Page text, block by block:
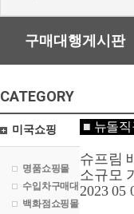
■ 뉴돌
슈프림
소규모
2023 05
구매대행게시판
CATEGORY
미국쇼핑
명품쇼핑몰
수입차구매대행
백화점쇼핑몰